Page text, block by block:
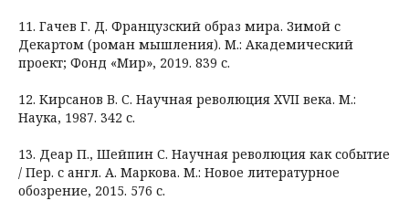
11. Гачев Г. Д. Французский образ мира. Зимой с
Декартом (роман мышления). М.: Академический
проект; Фонд «Мир», 2019. 839 с.
12. Кирсанов В. С. Научная революция XVII века. М.:
Наука, 1987. 342 с.
13. Деар П., Шейпин С. Научная революция как событие
/ Пер. с англ. А. Маркова. М.: Новое литературное
обозрение, 2015. 576 с.